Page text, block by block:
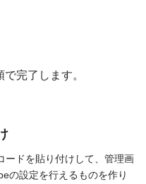
完了します。
ードを貼り付けして、管理画
の設定を行えるものを作り